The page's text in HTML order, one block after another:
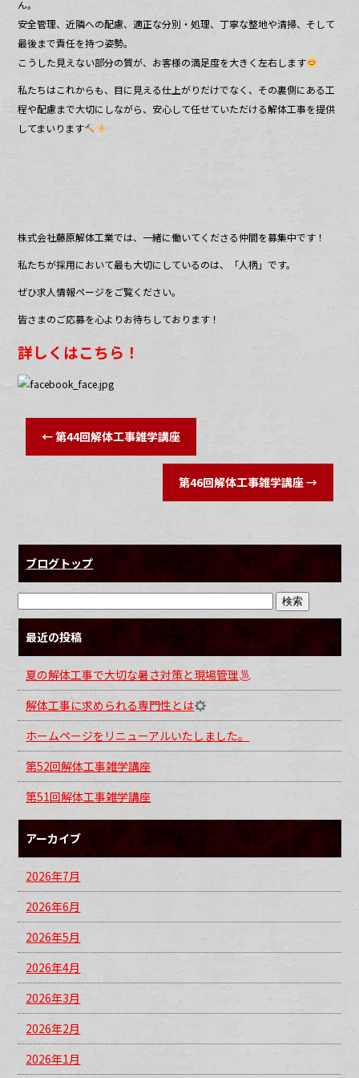
ん。
安全管理、近隣への配慮、適正な分別・処理、丁寧な整地や清掃、そして
最後まで責任を持つ姿勢。
こうした見えない部分の質が、お客様の満足度を大きく左右します
私たちはこれからも、目に見える仕上がりだけでなく、その裏側にある工
程や配慮まで大切にしながら、安心して任せていただける解体工事を提供
してまいります
株式会社藤原解体工業では、一緒に働いてくださる仲間を募集中です！
私たちが採用において最も大切にしているのは、「人柄」です。
ぜひ求人情報ページをご覧ください。
皆さまのご応募を心よりお待ちしております！
詳しくはこちら！
←第44回解体工事雑学講座
第46回解体工事雑学講座→
ブログトップ
最近の投稿
夏の解体工事で大切な暑さ対策と現場管理
解体工事に求められる専門性とは
ホームページをリニューアルいたしました。
第52回解体工事雑学講座
第51回解体工事雑学講座
アーカイブ
2026年7月
2026年6月
2026年5月
2026年4月
2026年3月
2026年2月
2026年1月